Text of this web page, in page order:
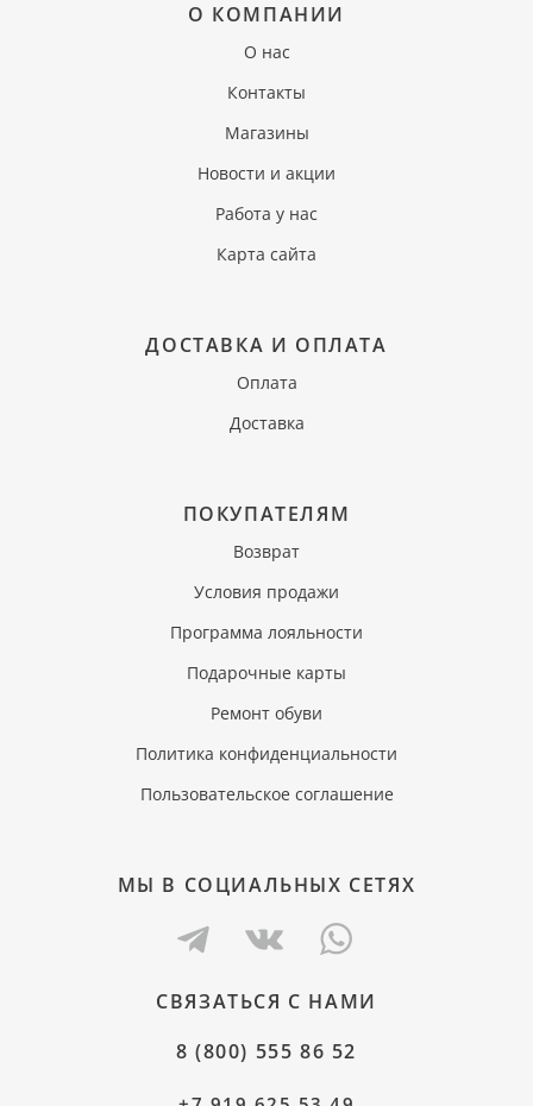
О КОМПАНИИ
О нас
Контакты
Магазины
Новости и акции
Работа у нас
Карта сайта
ДОСТАВКА И ОПЛАТА
Оплата
Доставка
ПОКУПАТЕЛЯМ
Возврат
Условия продажи
Программа лояльности
Подарочные карты
Ремонт обуви
Политика конфиденциальности
Пользовательское соглашение
МЫ В СОЦИАЛЬНЫХ СЕТЯХ
СВЯЗАТЬСЯ С НАМИ
8 (800) 555 86 52